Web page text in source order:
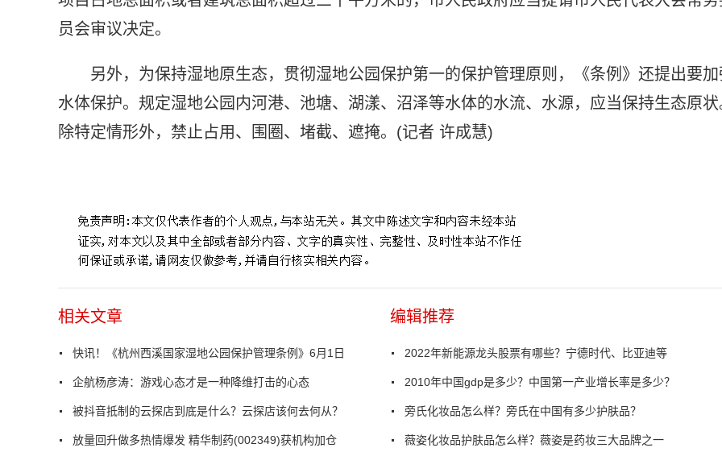
员会审议决定。
另外，为保持湿地原生态，贯彻湿地公园保护第一的保护管理原则，《条例》还提出要加
水体保护。规定湿地公园内河港、池塘、湖漾、沼泽等水体的水流、水源，应当保持生态原状
除特定情形外，禁止占用、围圈、堵截、遮掩。(记者 许成慧)
相关文章
快讯！《杭州西溪国家湿地公园保护管理条例》6月1日
企航杨彦涛：游戏心态才是一种降维打击的心态
被抖音抵制的云探店到底是什么？云探店该何去何从？
放量回升做多热情爆发 精华制药(002349)获机构加仓
编辑推荐
2022年新能源龙头股票有哪些？宁德时代、比亚迪等
2010年中国gdp是多少？中国第一产业增长率是多少？
旁氏化妆品怎么样？旁氏在中国有多少护肤品？
薇姿化妆品护肤品怎么样？薇姿是药妆三大品牌之一